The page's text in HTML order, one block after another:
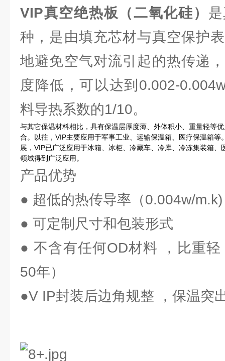
VIP真空绝热板（二氧化硅）
种，是由填充芯材与真空保护
地避免空气对流引起的热传递
度降低，可以达到0.002-
料导热系数的1/10。
与其它保温材料相比，具有保温层厚度薄、外体积小、重量轻等
合。以往，VIP主要应用于军事工业、运输保温箱、医疗保温箱
展，VIP已广泛应用于冰箱、冰柜、冷藏车、冷库、冷冻集装箱
领域得到广泛应用。
产品优势
● 超低的热传导率（0.004w/m.k)
● 可定制尺寸和包装形式
● 不含有任何OD材料 ，比重
50年）
●V IP封装后边角规整 ，保温突